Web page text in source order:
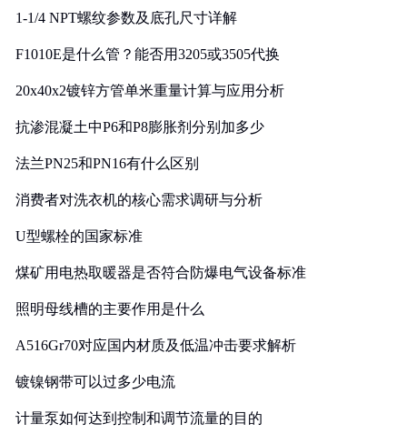
1-1/4 NPT螺纹参数及底孔尺寸详解
F1010E是什么管？能否用3205或3505代换
20x40x2镀锌方管单米重量计算与应用分析
抗渗混凝土中P6和P8膨胀剂分别加多少
法兰PN25和PN16有什么区别
消费者对洗衣机的核心需求调研与分析
U型螺栓的国家标准
煤矿用电热取暖器是否符合防爆电气设备标准
照明母线槽的主要作用是什么
A516Gr70对应国内材质及低温冲击要求解析
镀镍钢带可以过多少电流
计量泵如何达到控制和调节流量的目的